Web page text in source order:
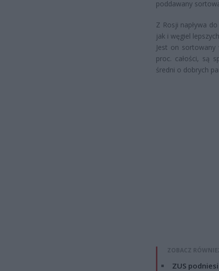
poddawany
Z Rosji napływa
jak i węgiel
Jest on sortowany
proc. całości, są
średni o dobrych
ZOBACZ
ZUS